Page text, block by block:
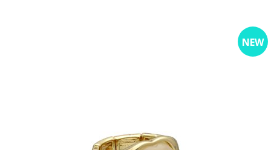
NEW